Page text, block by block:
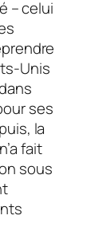
– celui
Unis
ses
la
fait
sous